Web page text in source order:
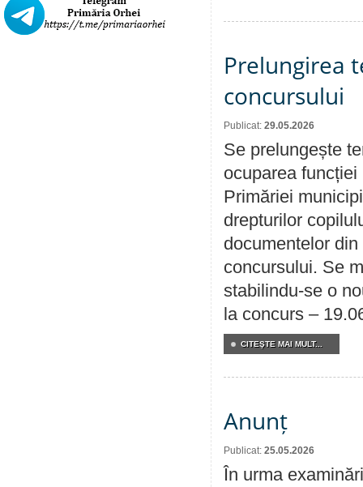
Prelungirea
concursului
Publicat: 29.05.2026
Se prelungește
ocuparea
Primăriei
drepturilor
documentelor
concursului. Se
stabilindu-se o
la concurs –
CITEŞTE MAI MULT...
Anunț
Publicat: 25.05.2026
În urma